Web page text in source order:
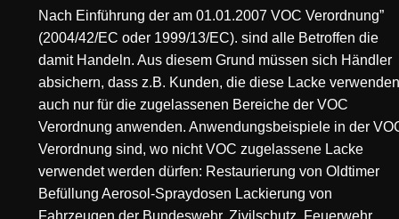
Nach Einführung der am 01.01.2007 VOC Verordnung”
(2004/42/EC oder 1999/13/EC). sind alle Betroffen die
damit Handeln. Aus diesem Grund müssen sich Händler
absichern, dass z.B. Kunden, die diese Lacke
auch nur für die zugelassenen Bereiche der VOC
Verordnung anwenden. Anwendungsbeispiele in der
Verordnung sind, wo nicht VOC zugelassene Lacke
verwendet werden dürfen: Restaurierung von Oldtimer
Befüllung Aerosol-Spraydosen Lackierung von